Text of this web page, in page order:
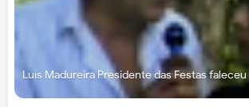
Luís Madureira Presidente das Festas faleceu